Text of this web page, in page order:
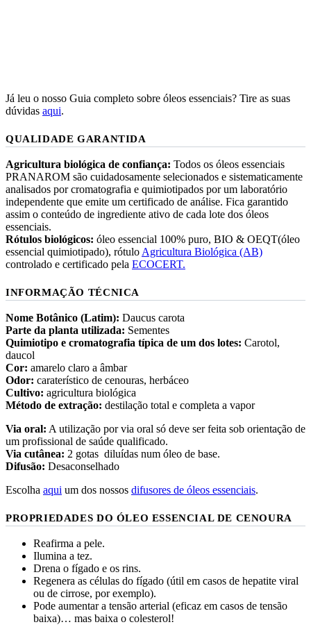
Já leu o nosso Guia completo sobre óleos essenciais? Tire as suas
dúvidas aqui.
QUALIDADE GARANTIDA
Agricultura biológica de confiança: Todos os óleos essenciais
PRANAROM são cuidadosamente selecionados e sistematicamente
analisados por cromatografia e quimiotipados por um laboratório
independente que emite um certificado de análise. Fica garantido
assim o conteúdo de ingrediente ativo de cada lote dos óleos
essenciais.
Rótulos biológicos: óleo essencial 100% puro, BIO & OEQT(óleo
essencial quimiotipado), rótulo Agricultura Biológica (AB)
controlado e certificado pela ECOCERT.
INFORMAÇÃO TÉCNICA
Nome Botânico (Latim): Daucus carota
Parte da planta utilizada: Sementes
Quimiotipo e cromatografia típica de um dos lotes: Carotol,
daucol
Cor: amarelo claro a âmbar
Odor: caraterístico de cenouras, herbáceo
Cultivo: agricultura biológica
Método de extração: destilação total e completa a vapor
Via oral: A utilização por via oral só deve ser feita sob orientação de
um profissional de saúde qualificado.
Via cutânea: 2 gotas diluídas num óleo de base.
Difusão: Desaconselhado
Escolha aqui um dos nossos difusores de óleos essenciais.
PROPRIEDADES DO ÓLEO ESSENCIAL DE CENOURA
Reafirma a pele.
Ilumina a tez.
Drena o fígado e os rins.
Regenera as células do fígado (útil em casos de hepatite viral
ou de cirrose, por exemplo).
Pode aumentar a tensão arterial (eficaz em casos de tensão
baixa)… mas baixa o colesterol!